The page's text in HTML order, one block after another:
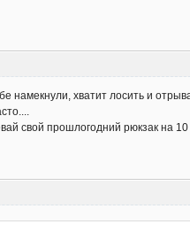
намекнули, хватит лосить и
свой прошлогодний рюкзак на 10